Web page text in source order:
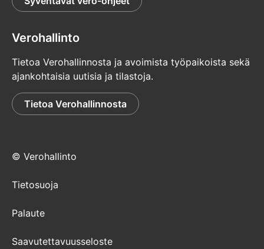
Verohallinto
Tietoa Verohallinnosta ja avoimista työpaikoista sekä
ajankohtaisia uutisia ja tilastoja.
Tietoa Verohallinnosta
© Verohallinto
Tietosuoja
Palaute
Saavutettavuusseloste